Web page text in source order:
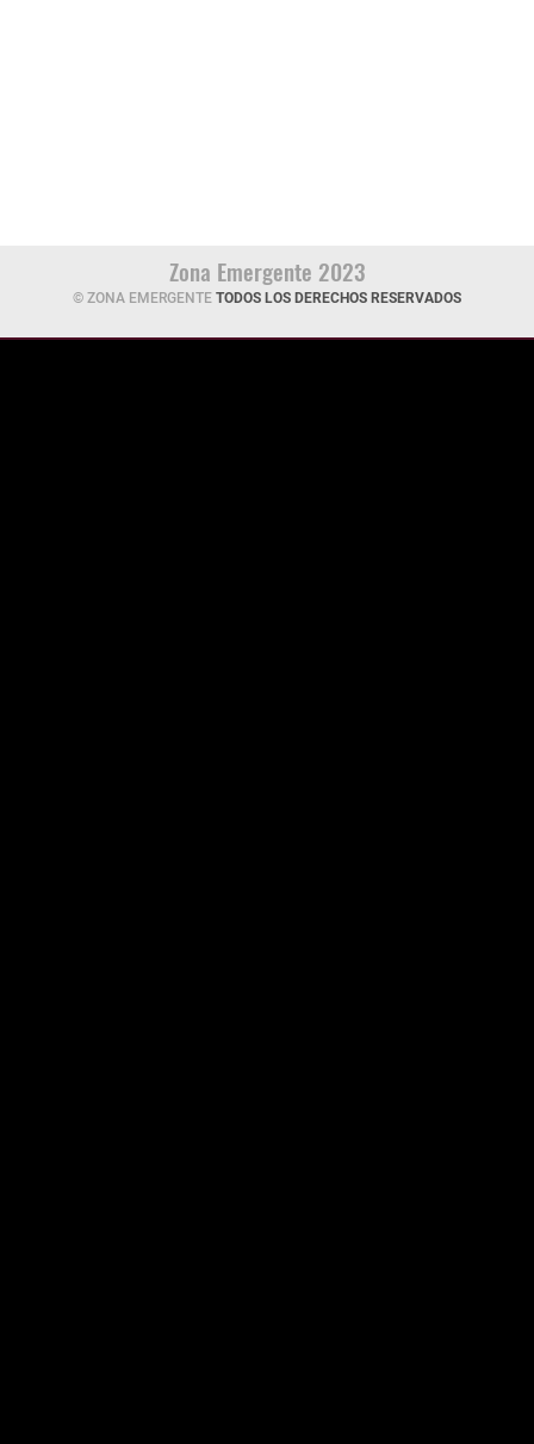
Zona Emergente 2023
© ZONA EMERGENTE TODOS LOS DERECHOS RESERVADOS